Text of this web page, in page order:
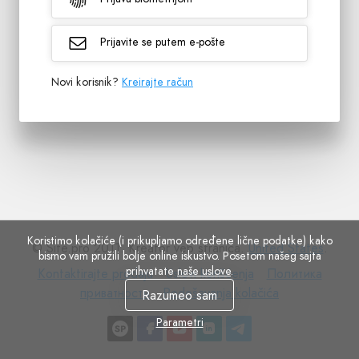
Prijavite se putem e-pošte
Novi korisnik? Kreirajte račun
© Site.pro 2011. Kreator veb stranica.United States.
Kontaktirajte prodaju
Uslovi
korišćenja
Uslovi korišćenja
приватности
Podešavanja
kolačića
Podešavanja kolačića
Koristimo kolačiće (i prikupljamo određene lične podatke) kako
bismo vam pružili bolje online iskustvo. Posetom našeg sajta
prihvatate naše uslove.
Razumeo sam
Parametri